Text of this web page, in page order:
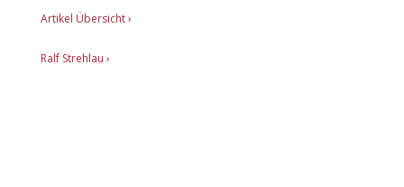
Artikel Übersicht›
Ralf Strehlau ›